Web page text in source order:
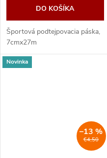
DO KOŠÍKA
Športová podtejpovacia páska,
7cmx27m
Novinka
€4,50
–13 %